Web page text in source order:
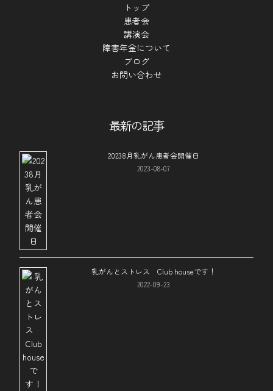
トップ
患者会
講演会
障害年金について
ブログ
お問い合わせ
最新の記事
20238月乳がん患者会開催日
2023-08-07
乳がんとストレス Club houseです！
2022-09-23